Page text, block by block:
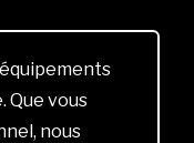
Que vous
nous